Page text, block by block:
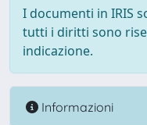
I documenti in IRIS
tutti i diritti sono
indicazione.
Informazioni